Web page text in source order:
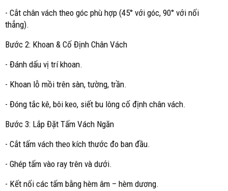
- Cắt chân vách theo góc phù hợp (45° với góc, 90° với nối
thẳng).
Bước 2: Khoan & Cố Định Chân Vách
- Đánh dấu vị trí khoan.
- Khoan lỗ mồi trên sàn, tường, trần.
- Đóng tắc kê, bôi keo, siết bu lông cố định chân vách.
Bước 3: Lắp Đặt Tấm Vách Ngăn
- Cắt tấm vách theo kích thước đo ban đầu.
- Ghép tấm vào ray trên và dưới.
- Kết nối các tấm bằng hèm âm – hèm dương.